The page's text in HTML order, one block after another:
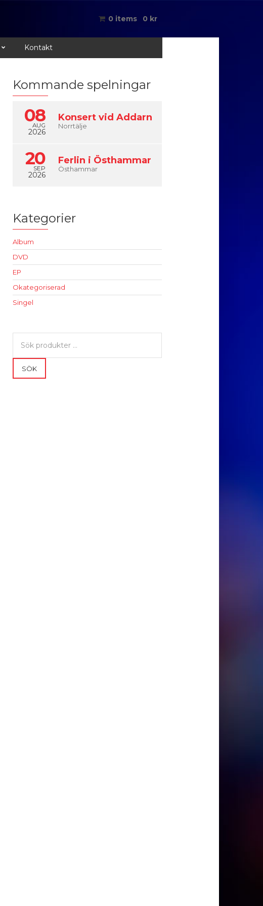
0 items 0 kr
Kontakt
Kommande spelningar
08
AUG
2026
Konsert vid Addarn
Norrtälje
20
SEP
2026
Ferlin i Östhammar
Östhammar
Kategorier
Album
DVD
EP
Okategoriserad
Singel
efter:
SÖK